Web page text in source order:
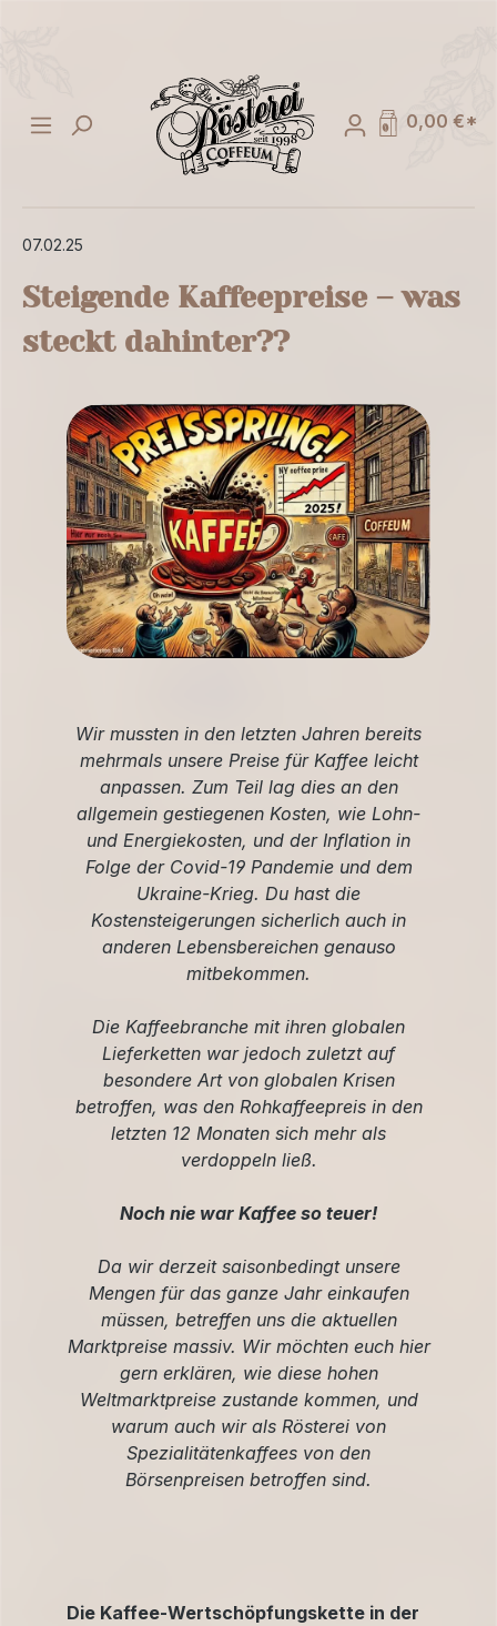
0,00 €*
07.02.25
Steigende Kaffeepreise – was
steckt dahinter??
Wir mussten in den letzten Jahren bereits
mehrmals unsere Preise für Kaffee leicht
anpassen. Zum Teil lag dies an den
allgemein gestiegenen Kosten, wie Lohn-
und Energiekosten, und der Inflation in
Folge der Covid-19 Pandemie und dem
Ukraine-Krieg. Du hast die
Kostensteigerungen sicherlich auch in
anderen Lebensbereichen genauso
mitbekommen.
Die Kaffeebranche mit ihren globalen
Lieferketten war jedoch zuletzt auf
besondere Art von globalen Krisen
betroffen, was den Rohkaffeepreis in den
letzten 12 Monaten sich mehr als
verdoppeln ließ.
Noch nie war Kaffee so teuer!
Da wir derzeit saisonbedingt unsere
Mengen für das ganze Jahr einkaufen
müssen, betreffen uns die aktuellen
Marktpreise massiv. Wir möchten euch hier
gern erklären, wie diese hohen
Weltmarktpreise zustande kommen, und
warum auch wir als Rösterei von
Spezialitätenkaffees von den
Börsenpreisen betroffen sind.
Die Kaffee-Wertschöpfungskette in der